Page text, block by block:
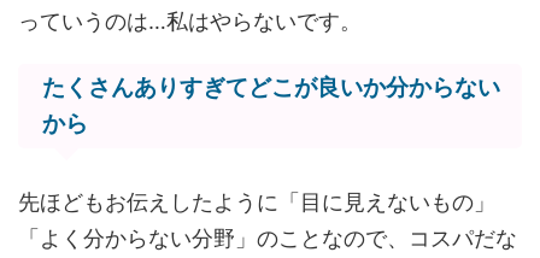
っていうのは…私はやらないです。
たくさんありすぎてどこが良いか分からない
から
先ほどもお伝えしたように「目に見えないもの」
「よく分からない分野」のことなので、コスパだな